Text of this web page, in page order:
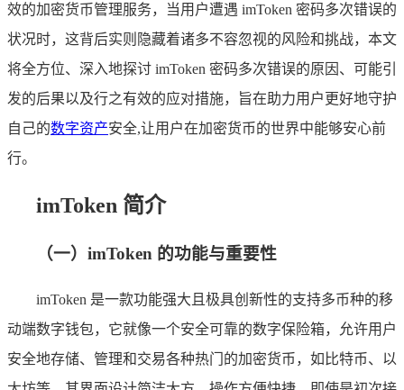
效的加密货币管理服务，当用户遭遇 imToken 密码多次错误的
状况时，这背后实则隐藏着诸多不容忽视的风险和挑战，本文
将全方位、深入地探讨 imToken 密码多次错误的原因、可能引
发的后果以及行之有效的应对措施，旨在助力用户更好地守护
自己的数字资产安全,让用户在加密货币的世界中能够安心前
行。
imToken 简介
（一）imToken 的功能与重要性
imToken 是一款功能强大且极具创新性的支持多币种的移
动端数字钱包，它就像一个安全可靠的数字保险箱，允许用户
安全地存储、管理和交易各种热门的加密货币，如比特币、以